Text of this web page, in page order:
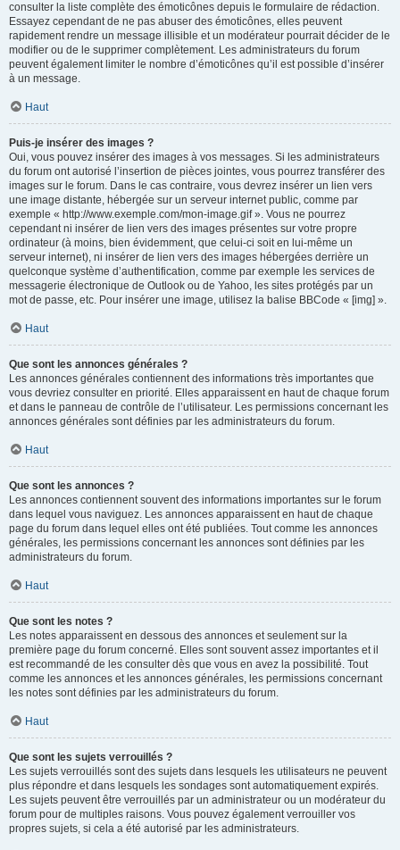
consulter la liste complète des émoticônes depuis le formulaire de rédaction.
Essayez cependant de ne pas abuser des émoticônes, elles peuvent
rapidement rendre un message illisible et un modérateur pourrait décider de le
modifier ou de le supprimer complètement. Les administrateurs du forum
peuvent également limiter le nombre d’émoticônes qu’il est possible d’insérer
à un message.
Haut
Puis-je insérer des images ?
Oui, vous pouvez insérer des images à vos messages. Si les administrateurs
du forum ont autorisé l’insertion de pièces jointes, vous pourrez transférer des
images sur le forum. Dans le cas contraire, vous devrez insérer un lien vers
une image distante, hébergée sur un serveur internet public, comme par
exemple « http://www.exemple.com/mon-image.gif ». Vous ne pourrez
cependant ni insérer de lien vers des images présentes sur votre propre
ordinateur (à moins, bien évidemment, que celui-ci soit en lui-même un
serveur internet), ni insérer de lien vers des images hébergées derrière un
quelconque système d’authentification, comme par exemple les services de
messagerie électronique de Outlook ou de Yahoo, les sites protégés par un
mot de passe, etc. Pour insérer une image, utilisez la balise BBCode « [img] ».
Haut
Que sont les annonces générales ?
Les annonces générales contiennent des informations très importantes que
vous devriez consulter en priorité. Elles apparaissent en haut de chaque forum
et dans le panneau de contrôle de l’utilisateur. Les permissions concernant les
annonces générales sont définies par les administrateurs du forum.
Haut
Que sont les annonces ?
Les annonces contiennent souvent des informations importantes sur le forum
dans lequel vous naviguez. Les annonces apparaissent en haut de chaque
page du forum dans lequel elles ont été publiées. Tout comme les annonces
générales, les permissions concernant les annonces sont définies par les
administrateurs du forum.
Haut
Que sont les notes ?
Les notes apparaissent en dessous des annonces et seulement sur la
première page du forum concerné. Elles sont souvent assez importantes et il
est recommandé de les consulter dès que vous en avez la possibilité. Tout
comme les annonces et les annonces générales, les permissions concernant
les notes sont définies par les administrateurs du forum.
Haut
Que sont les sujets verrouillés ?
Les sujets verrouillés sont des sujets dans lesquels les utilisateurs ne peuvent
plus répondre et dans lesquels les sondages sont automatiquement expirés.
Les sujets peuvent être verrouillés par un administrateur ou un modérateur du
forum pour de multiples raisons. Vous pouvez également verrouiller vos
propres sujets, si cela a été autorisé par les administrateurs.